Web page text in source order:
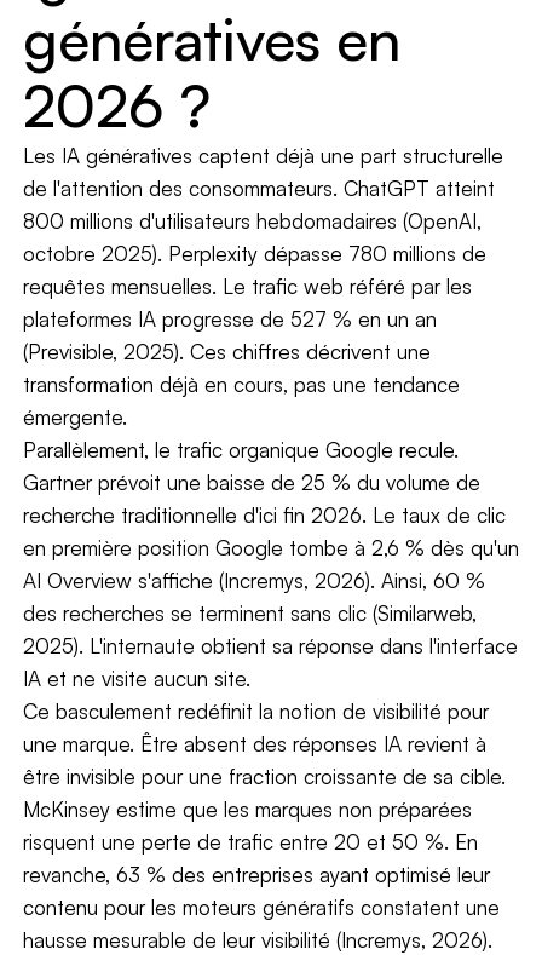
génératives en
2026 ?
Les IA génératives captent déjà une part structurelle
de l'attention des consommateurs. ChatGPT atteint
800 millions d'utilisateurs hebdomadaires (OpenAI,
octobre 2025). Perplexity dépasse 780 millions de
requêtes mensuelles. Le trafic web référé par les
plateformes IA progresse de 527 % en un an
(Previsible, 2025). Ces chiffres décrivent une
transformation déjà en cours, pas une tendance
émergente.
Parallèlement, le trafic organique Google recule.
Gartner prévoit une baisse de 25 % du volume de
recherche traditionnelle d'ici fin 2026. Le taux de clic
en première position Google tombe à 2,6 % dès qu'un
AI Overview s'affiche (Incremys, 2026). Ainsi, 60 %
des recherches se terminent sans clic (Similarweb,
2025). L'internaute obtient sa réponse dans l'interface
IA et ne visite aucun site.
Ce basculement redéfinit la notion de visibilité pour
une marque. Être absent des réponses IA revient à
être invisible pour une fraction croissante de sa cible.
McKinsey estime que les marques non préparées
risquent une perte de trafic entre 20 et 50 %. En
revanche, 63 % des entreprises ayant optimisé leur
contenu pour les moteurs génératifs constatent une
hausse mesurable de leur visibilité (Incremys, 2026).